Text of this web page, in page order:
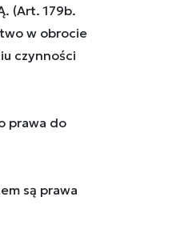
(Art. 179b.
w obrocie
czynności
prawa do
są prawa